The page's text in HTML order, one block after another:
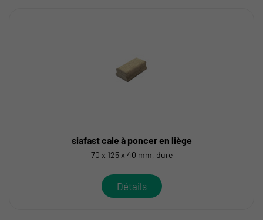
siafast cale à poncer en liège
70 x 125 x 40 mm, dure
Détails